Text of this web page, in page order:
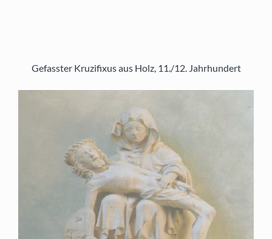
Gefasster Kruzifixus aus Holz, 11./12. Jahrhundert